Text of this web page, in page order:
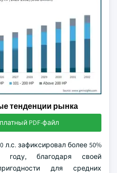
тенденции рынка
PDF-файл
л.с. зафиксировал более 50%
благодаря своей
для средних